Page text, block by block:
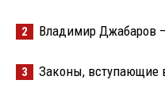
2 Владимир Джабаров
3 Законы, вступающие